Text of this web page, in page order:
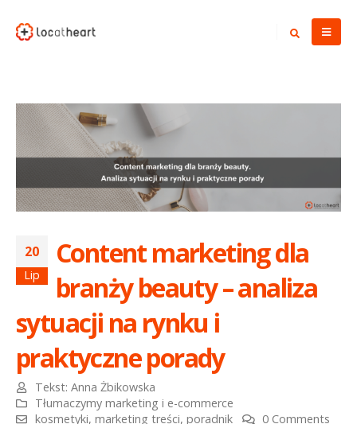
20
Lip
Content marketing dla
branży beauty – analiza
sytuacji na rynku i
praktyczne porady
Tekst:Anna Żbikowska
Tłumaczymy marketing i e-commerce
kosmetyki,marketing treści,poradnik 0 Comments